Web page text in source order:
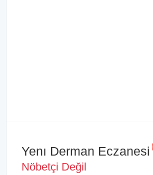
Yenı Derman Eczanesi
Nöbetçi Değil